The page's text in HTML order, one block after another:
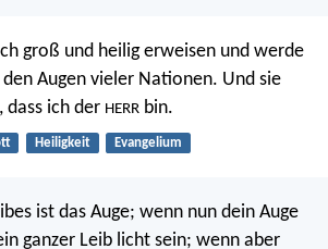
groß und heilig erweisen und werde
Augen vieler Nationen. Und sie
dass ich der HERR bin.
Heiligkeit Evangelium
ist das Auge; wenn nun dein Auge
ganzer Leib licht sein; wenn aber